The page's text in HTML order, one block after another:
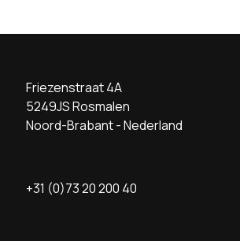
Friezenstraat 4A
5249JS Rosmalen
Noord-Brabant - Nederland
+31 (0)73 20 200 40